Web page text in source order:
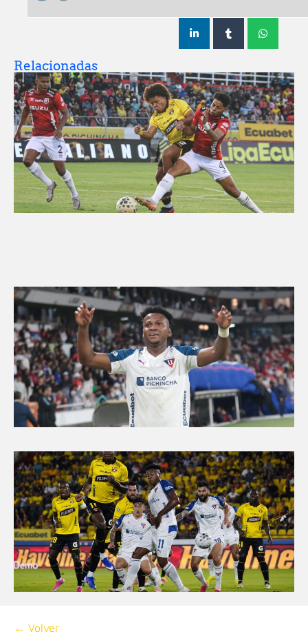
Relacionadas
← Volver